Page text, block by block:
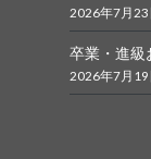
2026年7月23
卒業・進級
2026年7月19